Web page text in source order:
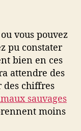
vous pouvez
pu constater
bien en ces
attendre des
des chiffres
sauvages
moins